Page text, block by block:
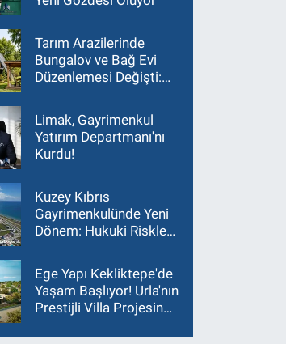
Tarım Arazilerinde
Bungalov ve Bağ Evi
Düzenlemesi Değişti:
Dönüme İndirildi
Limak, Gayrimenkul
Yatırım Departmanı'nı
Kurdu!
Kuzey Kıbrıs
Gayrimenkulünde Yeni
Dönem: Hukuki Riskler
Değiştiriyor
Ege Yapı Kekliktepe'de
Yaşam Başlıyor! Urla'nın
Prestijli Villa Projesinde